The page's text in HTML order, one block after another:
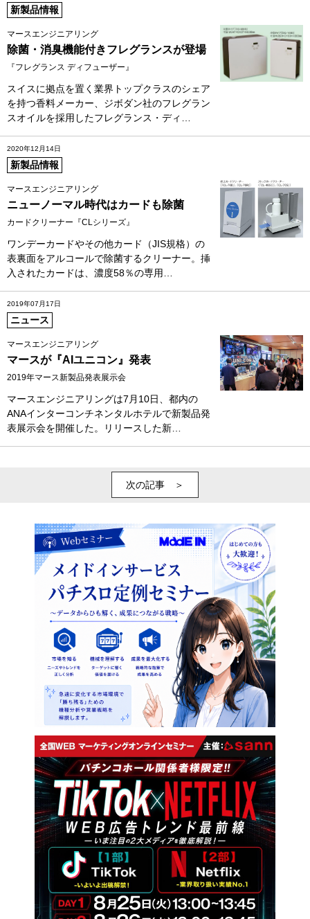
新製品情報
マースエンジニアリング
除菌・消臭機能付きフレグランスが登場
『フレグランス ディフューザー』
スイスに拠点を置く業界トップクラスのシェア
を持つ香料メーカー、ジボダン社のフレグラン
スオイルを採用したフレグランス・ディ…
2020年12月14日
新製品情報
マースエンジニアリング
ニューノーマル時代はカードも除菌
カードクリーナー『CLシリーズ』
ワンデーカードやその他カード（JIS規格）の
表裏面をアルコールで除菌するクリーナー。挿
入されたカードは、濃度58％の専用…
2019年07月17日
ニュース
マースエンジニアリング
マースが『AIユニコン』発表
2019年マース新製品発表展示会
マースエンジニアリングは7月10日、都内の
ANAインターコンチネンタルホテルで新製品発
表展示会を開催した。リリースした新…
次の記事 ＞